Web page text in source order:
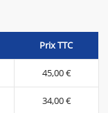
Prix TTC
45,00 €
34,00 €